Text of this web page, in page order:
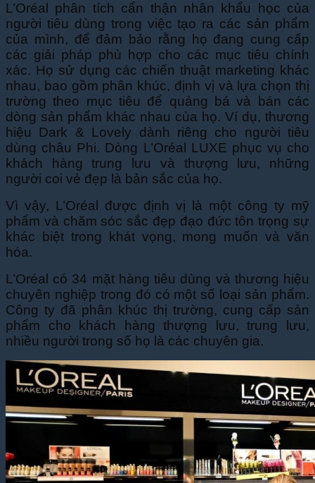
L’Oréal phân tích cẩn thận nhân khẩu học của
người tiêu dùng trong việc tạo ra các sản phẩm
của mình, để đảm bảo rằng họ đang cung cấp
các giải pháp phù hợp cho các mục tiêu chính
xác. Họ sử dụng các chiến thuật marketing khác
nhau, bao gồm phân khúc, định vị và lựa chọn thị
trường theo mục tiêu để quảng bá và bán các
dòng sản phẩm khác nhau của họ. Ví dụ, thương
hiệu Dark & Lovely dành riêng cho người tiêu
dùng châu Phi. Dòng L’Oréal LUXE phục vụ cho
khách hàng trung lưu và thượng lưu, những
người coi vẻ đẹp là bản sắc của họ.
Vì vậy, L’Oréal được định vị là một công ty mỹ
phẩm và chăm sóc sắc đẹp đạo đức tôn trọng sự
khác biệt trong khát vọng, mong muốn và văn
hóa.
L’Oréal có 34 mặt hàng tiêu dùng và thương hiệu
chuyên nghiệp trong đó có một số loại sản phẩm.
Công ty đã phân khúc thị trường, cung cấp sản
phẩm cho khách hàng thượng lưu, trung lưu,
nhiều người trong số họ là các chuyên gia.